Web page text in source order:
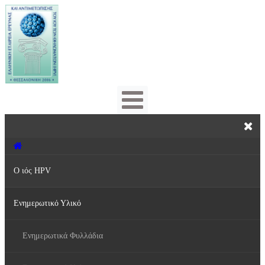
Ο ιός HPV
Τι είναι ο ιός HPV;
Πρόληψη & Αντιμετώπιση
Ενημερωτικό Υλικό
Ενημερωτικά Φυλλάδια